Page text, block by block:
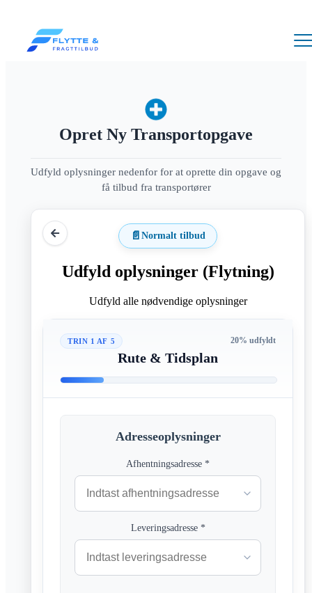
Opret Ny Transportopgave
Udfyld oplysninger nedenfor for at oprette din opgave og
få tilbud fra transportører
📄 Normalt tilbud
Udfyld oplysninger (Flytning)
Udfyld alle nødvendige oplysninger
TRIN 1 AF 5 20% udfyldt
Rute & Tidsplan
Adresseoplysninger
Afhentningsadresse *
Leveringsadresse *